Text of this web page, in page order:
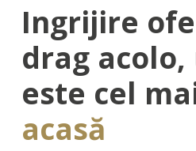
Îngrijire
drag acolo,
este cel
acasă